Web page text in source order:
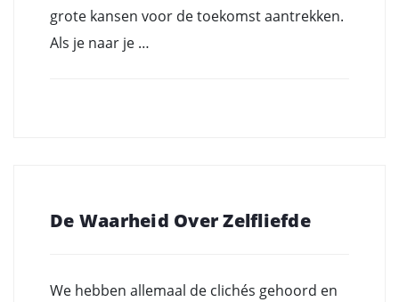
grote kansen voor de toekomst aantrekken.
Als je naar je …
De Waarheid Over Zelfliefde
We hebben allemaal de clichés gehoord en